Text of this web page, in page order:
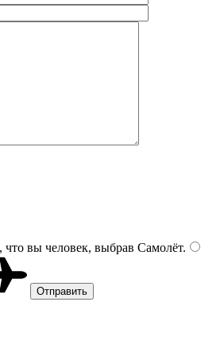
вы человек, выбрав Самолёт.